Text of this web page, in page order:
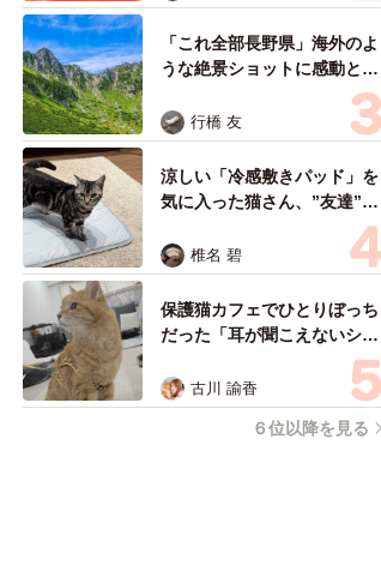
も組まねえよ！」
「これ全部長野県」海外のよ
うな絶景ショットに感動と反
響「離れてからいいところだ
ったんだって気づいた」
行橋 友
涼しい「冷感敷きパッド」を
気に入った猫さん、”友達”を
ヨイショヨイショとご招待、
毛づくろいでおもてなし
椎名 碧
保護猫カフェでひとりぼっち
だった「耳が聞こえないシニ
ア猫」と運命の出会い→重度
のペットロスで適応障害だっ
た女性の人生が一変
古川 諭香
６位以降を見る